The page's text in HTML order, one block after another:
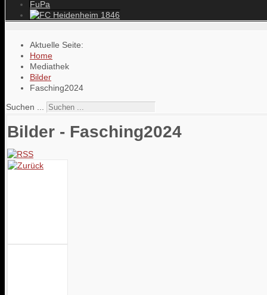
FuPa
Aktuelle Seite:
Home
Mediathek
Bilder
Fasching2024
Suchen ...
Bilder - Fasching2024